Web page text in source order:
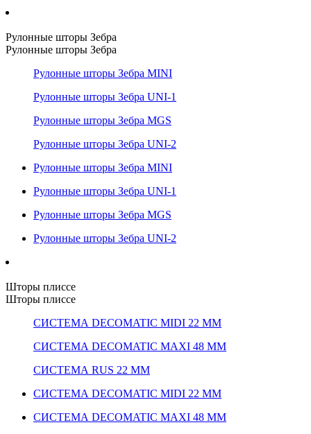
Рулонные шторы Зебра
Рулонные шторы Зебра
Рулонные шторы Зебра MINI
Рулонные шторы Зебра UNI-1
Рулонные шторы Зебра MGS
Рулонные шторы Зебра UNI-2
Рулонные шторы Зебра MINI
Рулонные шторы Зебра UNI-1
Рулонные шторы Зебра MGS
Рулонные шторы Зебра UNI-2
Шторы плиссе
Шторы плиссе
СИСТЕМА DECOMATIC MIDI 22 ММ
СИСТЕМА DECOMATIC MAXI 48 ММ
СИСТЕМА RUS 22 ММ
СИСТЕМА DECOMATIC MIDI 22 ММ
СИСТЕМА DECOMATIC MAXI 48 ММ